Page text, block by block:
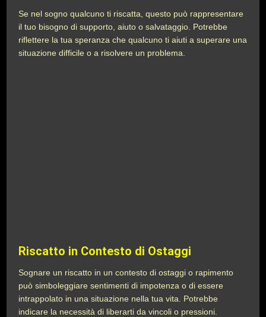
Se nel sogno qualcuno ti riscatta, questo può rappresentare
il tuo bisogno di supporto, aiuto o salvataggio. Potrebbe
riflettere la tua speranza che qualcuno ti aiuti a superare una
situazione difficile o a risolvere un problema.
Riscatto in Contesto di Ostaggi
Sognare un riscatto in un contesto di ostaggi o rapimento
può simboleggiare sentimenti di impotenza o di essere
intrappolato in una situazione nella tua vita. Potrebbe
indicare la necessità di liberarti da vincoli o pressioni.